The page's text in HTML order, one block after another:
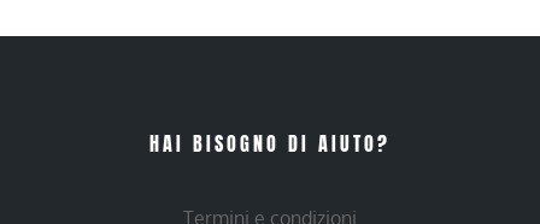
HAI BISOGNO DI AIUTO?
Termini e condizioni